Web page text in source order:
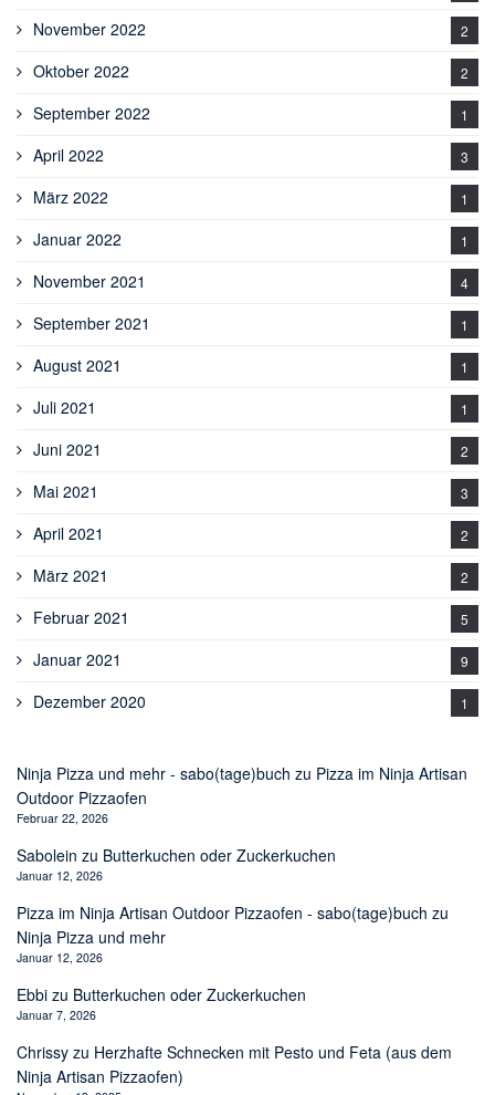
November 2022 2
Oktober 2022 2
September 2022 1
April 2022 3
März 2022 1
Januar 2022 1
November 2021 4
September 2021 1
August 2021 1
Juli 2021 1
Juni 2021 2
Mai 2021 3
April 2021 2
März 2021 2
Februar 2021 5
Januar 2021 9
Dezember 2020 1
Ninja Pizza und mehr - sabo(tage)buch zu Pizza im Ninja Artisan
Outdoor Pizzaofen
Februar 22, 2026
Sabolein zu Butterkuchen oder Zuckerkuchen
Januar 12, 2026
Pizza im Ninja Artisan Outdoor Pizzaofen - sabo(tage)buch zu
Ninja Pizza und mehr
Januar 12, 2026
Ebbi zu Butterkuchen oder Zuckerkuchen
Januar 7, 2026
Chrissy zu Herzhafte Schnecken mit Pesto und Feta (aus dem
Ninja Artisan Pizzaofen)